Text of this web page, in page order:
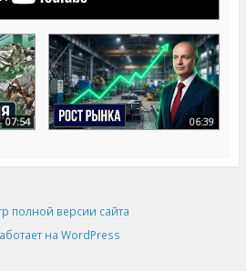
07:54 06:39
полной версии сайта
на WordPress